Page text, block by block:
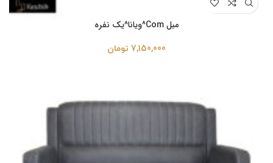
مبل Com^ویانا^یک نفره
7,150,000 تومان